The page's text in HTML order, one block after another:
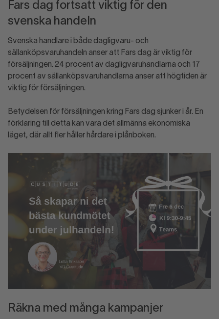
Fars dag fortsatt viktig för den
svenska handeln
Svenska handlare i både dagligvaru- och
sällanköpsvaruhandeln anser att Fars dag är viktig för
försäljningen. 24 procent av dagligvaruhandlarna och 17
procent av sällanköpsvaruhandlarna anser att högtiden är
viktig för försäljningen.
Betydelsen för försäljningen kring Fars dag sjunker i år. En
förklaring till detta kan vara det allmänna ekonomiska
läget, där allt fler håller hårdare i plånboken.
Räkna med många kampanjer